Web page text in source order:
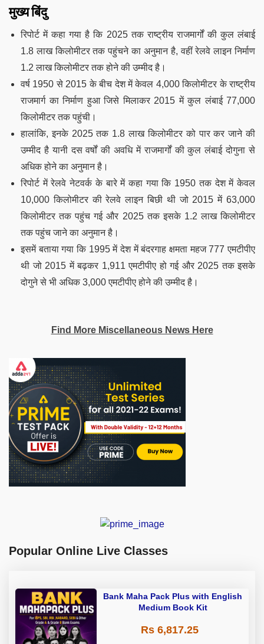
मुख्य बिंदु
रिपोर्ट में कहा गया है कि 2025 तक राष्ट्रीय राजमार्गों की कुल लंबाई
1.8 लाख किलोमीटर तक पहुंचने का अनुमान है, वहीं रेलवे लाइन निर्माण
1.2 लाख किलोमीटर तक होने की उम्मीद है।
वर्ष 1950 से 2015 के बीच देश में केवल 4,000 किलोमीटर के राष्ट्रीय
राजमार्ग का निर्माण हुआ जिसे मिलाकर 2015 में कुल लंबाई 77,000
किलोमीटर तक पहुंची।
हालांकि, इनके 2025 तक 1.8 लाख किलोमीटर को पार कर जाने की
उम्मीद है यानी दस वर्षों की अवधि में राजमार्गों की कुल लंबाई दोगुना से
अधिक होने का अनुमान है।
रिपोर्ट में रेलवे नेटवर्क के बारे में कहा गया कि 1950 तक देश में केवल
10,000 किलोमीटर की रेलवे लाइन बिछी थी जो 2015 में 63,000
किलोमीटर तक पहुंच गई और 2025 तक इसके 1.2 लाख किलोमीटर
तक पहुंच जाने का अनुमान है।
इसमें बताया गया कि 1995 में देश में बंदरगाह क्षमता महज 777 एमटीपीए
थी जो 2015 में बढ़कर 1,911 एमटीपीए हो गई और 2025 तक इसके
दोगुने से भी अधिक 3,000 एमटीपीए होने की उम्मीद है।
Find More Miscellaneous News Here
Popular Online Live Classes
Bank Maha Pack Plus with English
Medium Book Kit
Rs 6,817.25